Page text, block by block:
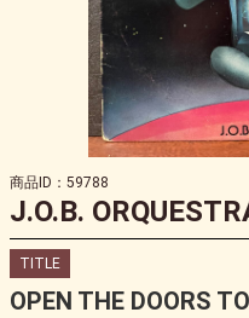
商品ID：59788
J.O.B.
TITLE
OPEN THE DOORS